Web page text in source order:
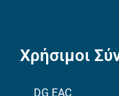
Χρήσιμοι
DG EAC